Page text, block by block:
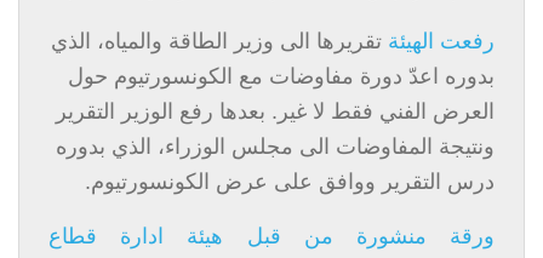
رفعت الهيئة تقريرها الى وزير الطاقة والمياه، الذي
بدوره اعدّ دورة مفاوضات مع الكونسورتيوم حول
العرض الفني فقط لا غير. بعدها رفع الوزير التقرير
ونتيجة المفاوضات الى مجلس الوزراء، الذي بدوره
درس التقرير ووافق على عرض الكونسورتيوم.
ورقة منشورة من قبل هيئة ادارة قطاع